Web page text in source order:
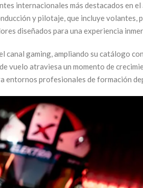
internacionales más destacados en
y pilotaje, que incluye
diseñados para una experiencia
gaming, ampliando su catálogo
vuelo atraviesa un momento de
entornos profesionales de formación